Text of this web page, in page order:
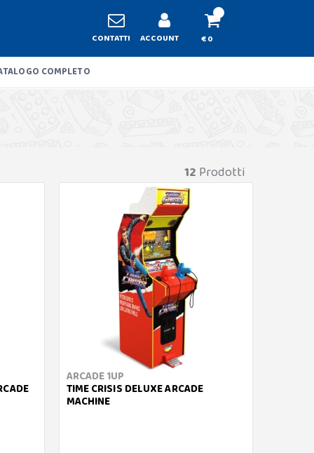
CONTATTI ACCOUNT € 0
COMPLETO
12 Prodotti
ARCADE 1UP
TIME CRISIS DELUXE ARCADE
MACHINE